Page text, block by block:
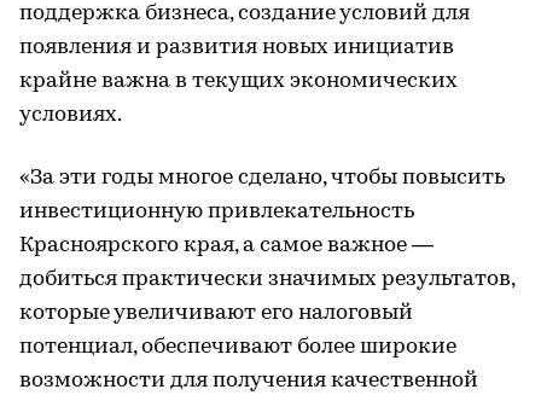
поддержка бизнеса, создание условий для
появления и развития новых инициатив
крайне важна в текущих экономических
условиях.
«За эти годы многое сделано, чтобы повысить
инвестиционную привлекательность
Красноярского края, а самое важное —
добиться практически значимых результатов,
которые увеличивают его налоговый
потенциал, обеспечивают более широкие
возможности для получения качественной